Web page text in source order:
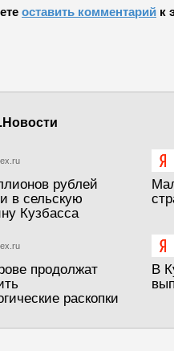
оставить комментарий к
рублей
в сельскую
Кузбасса
продолжат
раскопки
В